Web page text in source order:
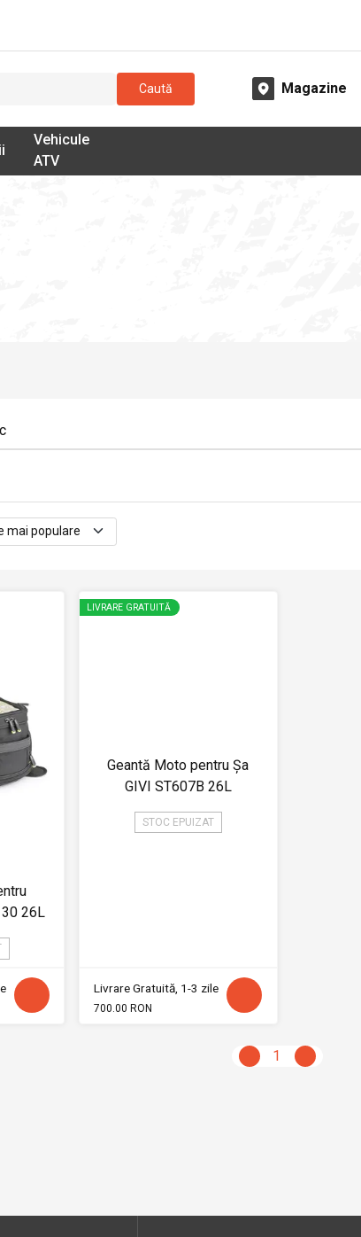
Caută Magazine
Vehicule
ATV
26L
LIVRARE GRATUITĂ
Geantă Moto pentru Șa
GIVI ST607B 26L
STOC EPUIZAT
Livrare Gratuită, 1-3 zile
700.00 RON
1